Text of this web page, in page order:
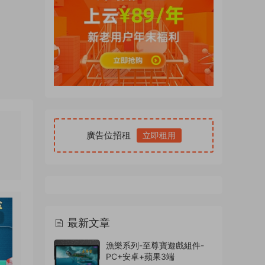
廣告位招租 立即租用
最新文章
漁樂系列-至尊寶遊戲組件-
PC+安卓+蘋果3端